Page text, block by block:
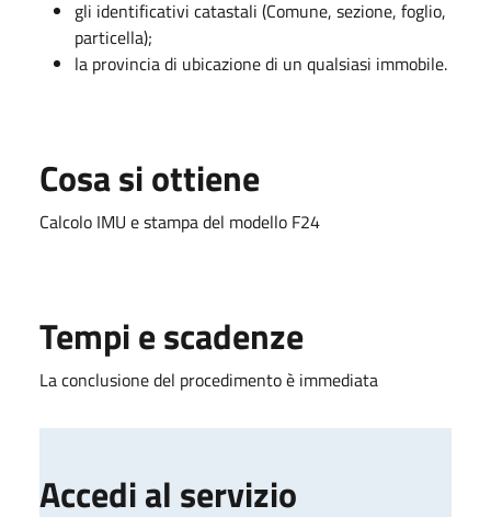
gli identificativi catastali (Comune, sezione, foglio,
particella);
la provincia di ubicazione di un qualsiasi immobile.
Cosa si ottiene
Calcolo IMU e stampa del modello F24
Tempi e scadenze
La conclusione del procedimento è immediata
Accedi al servizio